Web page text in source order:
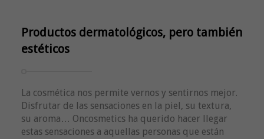
Productos dermatológicos, pero también
estéticos
La cosmética nos permite vernos y sentirnos mejor.
Disfrutar de las sensaciones en la piel, su textura,
su aroma… Oncosmetics ha querido hacer llegar
estas sensaciones a aquellas personas que están